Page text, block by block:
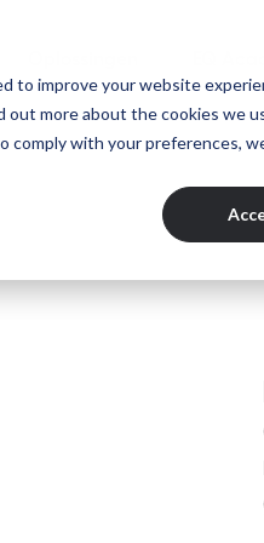
to improve your website
more about the cookies we
with your preferences,